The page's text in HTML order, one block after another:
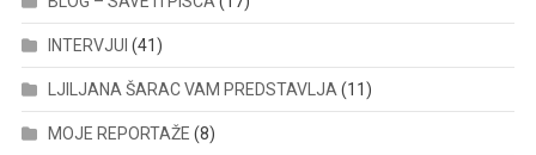
INTERVJUI (41)
LJILJANA ŠARAC VAM PREDSTAVLJA (11)
MOJE REPORTAŽE (8)